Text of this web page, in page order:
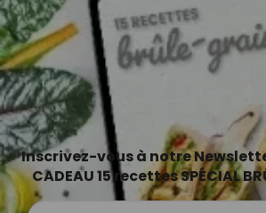
Inscrivez-vous à notre
CADEAU 15 recettes SPÉCIAL